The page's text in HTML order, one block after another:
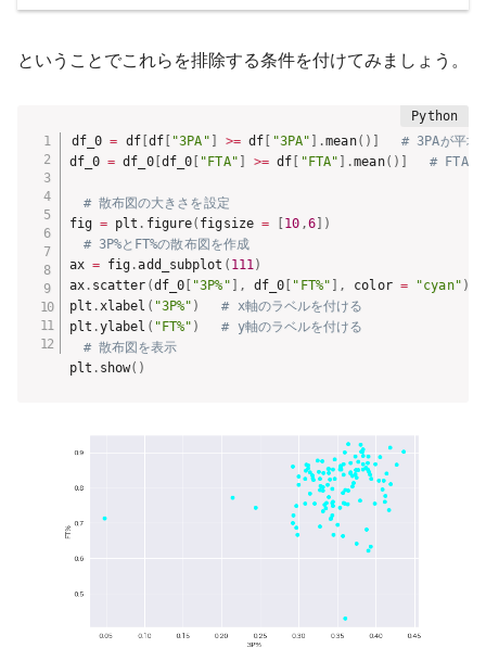
ということでこれらを排除する条件を付けてみましょう。
df_0 = df[ df "3PA" >= df "3PA" .mean( )
# 3PAが平均
df_0 = df_0[ df_0 "FTA" >= df "FTA" .mean( ) # FTAが
# 散布図の大きさを設定
fig = plt . figure( figsize = 10 ,6]
)
# 3P%とFT%の散布図を作成
ax = fig .add_subplot ( 111)
ax. scatter (df_0 "3P%" , df_0 "FT%" , color = "cyan" )
plt .xlabel ( "3P%" )
# x軸のラベルを付ける
plt .ylabel ( "FT%" )
# y軸のラベルを付ける
# 散布図を表示
plt . show( )